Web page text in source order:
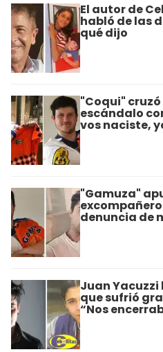
El autor de
habló de las
qué dijo
"Coqui"
escándalo
vos naciste,
"Gamuza"
denuncia de
Juan
que sufrió
“Nos